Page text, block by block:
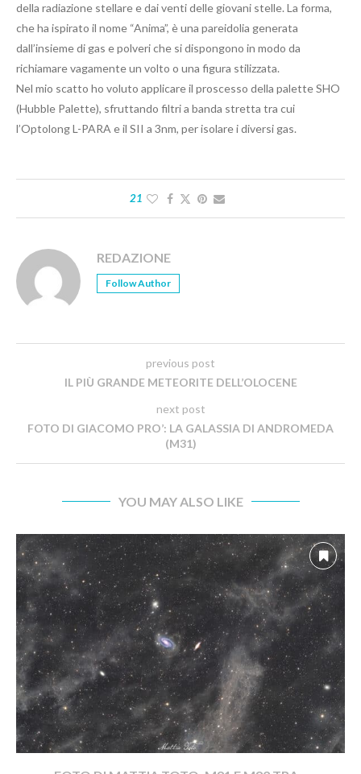
della radiazione stellare e dai venti delle giovani stelle. La forma,
che ha ispirato il nome “Anima”, è una pareidolia generata
dall’insieme di gas e polveri che si dispongono in modo da
richiamare vagamente un volto o una figura stilizzata.
Nel mio scatto ho voluto applicare il proscesso della palette SHO
(Hubble Palette), sfruttando filtri a banda stretta tra cui
l’Optolong L-PARA e il SII a 3nm, per isolare i diversi gas.
21
REDAZIONE
Follow Author
previous post
IL PIÙ GRANDE METEORITE DELL’OLOCENE
next post
FOTO DI GIACOMO PRO’: LA GALASSIA DI ANDROMEDA
(M31)
YOU MAY ALSO LIKE